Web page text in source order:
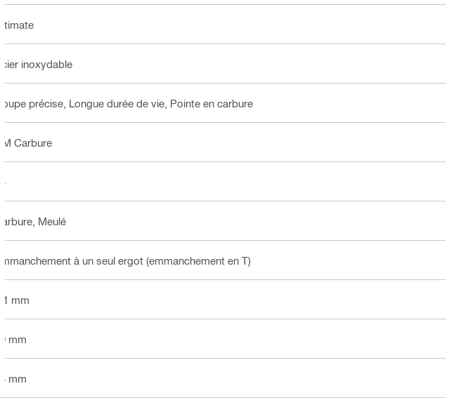
Ultimate
Acier inoxydable
Coupe précise, Longue durée de vie, Pointe en carbure
HM Carbure
24
Carbure, Meulé
Emmanchement à un seul ergot (emmanchement en T)
1.1 mm
59 mm
83 mm